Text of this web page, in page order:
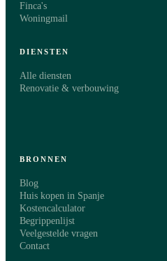
Finca's
Woningmail
DIENSTEN
Alle diensten
Renovatie & verbouwing
BRONNEN
Blog
Huis kopen in Spanje
Kostencalculator
Begrippenlijst
Veelgestelde vragen
Contact